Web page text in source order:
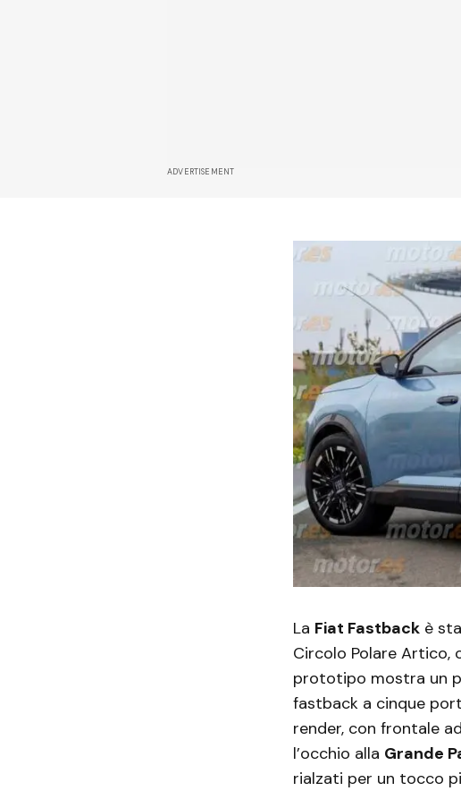
ADVERTISEMENT
La Fiat Fastback è
Circolo Polare Artico,
prototipo mostra un
fastback a cinque
render, con frontale
l’occhio alla Grande
rialzati per un tocco